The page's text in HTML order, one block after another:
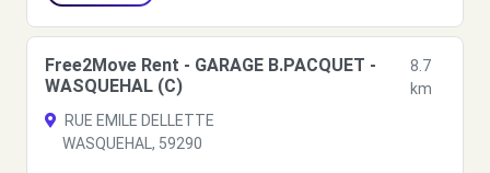
Free2Move Rent - GARAGE B.PACQUET -
WASQUEHAL (C)
8.7
km
RUE EMILE DELLETTE
WASQUEHAL, 59290